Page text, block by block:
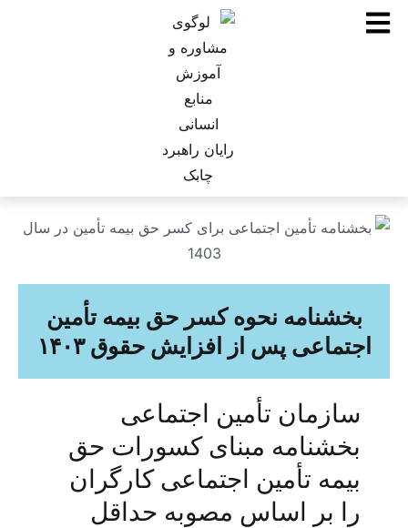
بخشنامه نحوه کسر حق بیمه تأمین
اجتماعی پس از افزایش حقوق ۱۴۰۳
سازمان تأمین اجتماعی
بخشنامه مبنای کسورات حق
بیمه تأمین اجتماعی کارگران
را بر اساس مصوبه حداقل